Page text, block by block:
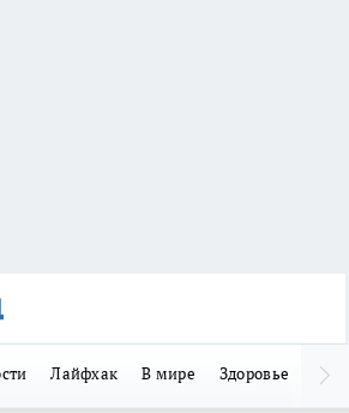
Лайфхак В мире Здоровье